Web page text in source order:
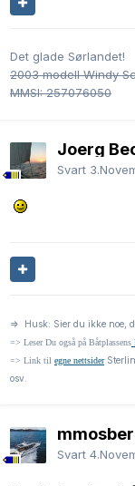
Det glade Sørlandet!
2003 modell Windy
MMSI: 257076050
Joerg
Svart
=> Husk: Sier du ikke noe,
=> Leser Du også på Båtplassens
=> Link til egne nettsider
osv.
Svart